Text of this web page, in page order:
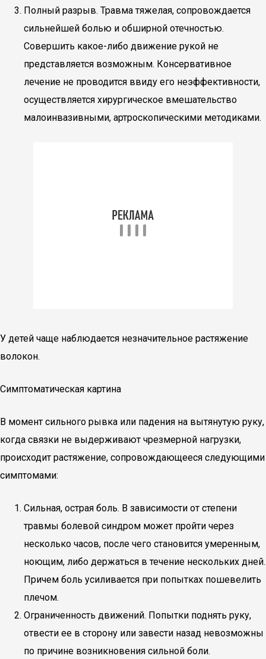
Полный разрыв. Травма тяжелая, сопровождается
сильнейшей болью и обширной отечностью.
Совершить какое-либо движение рукой не
представляется возможным. Консервативное
лечение не проводится ввиду его неэффективности,
осуществляется хирургическое вмешательство
малоинвазивными, артроскопическими методиками.
У детей чаще наблюдается незначительное растяжение
волокон.
Симптоматическая картина
В момент сильного рывка или падения на вытянутую руку,
когда связки не выдерживают чрезмерной нагрузки,
происходит растяжение, сопровождающееся следующими
симптомами:
Сильная, острая боль. В зависимости от степени
травмы болевой синдром может пройти через
несколько часов, после чего становится умеренным,
ноющим, либо держаться в течение нескольких дней.
Причем боль усиливается при попытках пошевелить
плечом.
Ограниченность движений. Попытки поднять руку,
отвести ее в сторону или завести назад невозможны
по причине возникновения сильной боли.